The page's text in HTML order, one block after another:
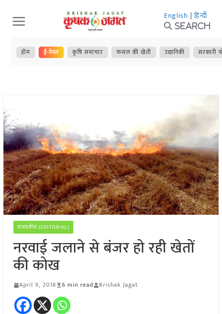
Skip
to
content
English | हिन्दी
Search
होम ई-पेपर कृषि समाचार फसल की खेती उद्यानिकी सरकारी
संपादकीय (EDITORIAL)
नरवाई जलाने से बंजर हो रही खेतों
की कोख
April 9, 2018 6 min read Krishak Jagat